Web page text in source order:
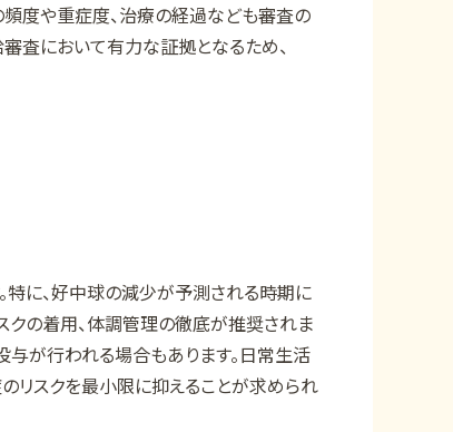
頻度や重症度、治療の経過なども審査の
査において有力な証拠となるため、
に、好中球の減少が予測される時期に
クの着用、体調管理の徹底が推奨されま
与が行われる場合もあります。日常生活
リスクを最小限に抑えることが求められ